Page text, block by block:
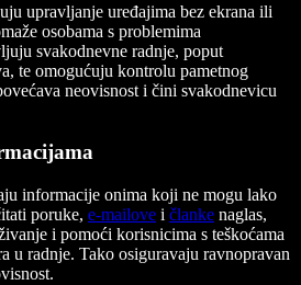
upravljanje uređajima bez ekrana ili
osobama s problemima
svakodnevne radnje, poput
te omogućuju kontrolu pametnog
neovisnost i čini svakodnevicu
informacije onima koji ne mogu lako
poruke, e-mailove i članke naglas,
i pomoći korisnicima s teškoćama
u radnje. Tako osiguravaju ravnopravan